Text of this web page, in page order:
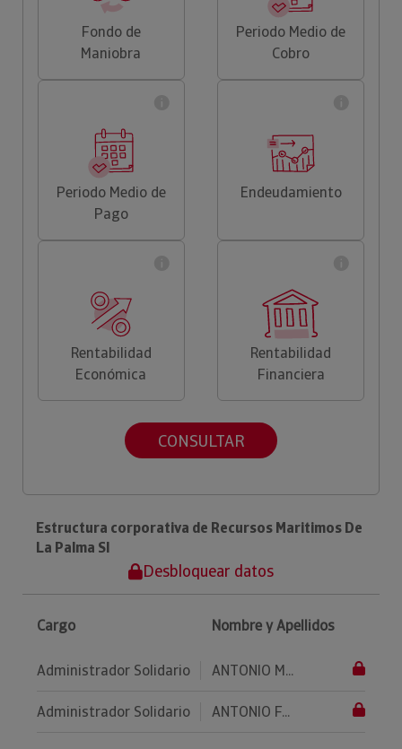
Fondo de
Maniobra
Periodo Medio de
Cobro
Periodo Medio de
Pago
Endeudamiento
Rentabilidad
Económica
Rentabilidad
Financiera
CONSULTAR
Estructura corporativa de Recursos Maritimos De
La Palma Sl
Desbloquear datos
Cargo Nombre y Apellidos
Administrador Solidario ANTONIO M...
Administrador Solidario ANTONIO F...